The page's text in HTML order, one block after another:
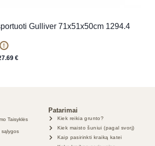
Gulliver 71x51x50cm 1294.4
!
€
Taisyklės
sąlygos
Patarimai
Kiek reikia grunto?
Kiek maisto šuniui (pagal svorį)
Kaip pasirinkti kraiką katei